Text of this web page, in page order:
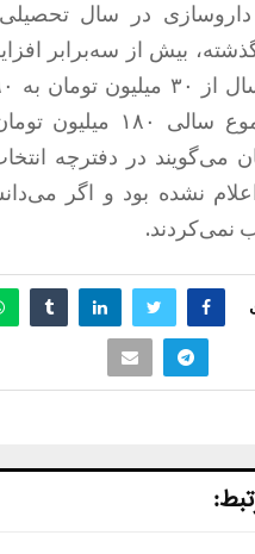
داروسازی در سال
بیش از سه‌برابر
تومان و درمجموع سالی ۱۸۰
می‌گویند در دفترچه
نشده بود و اگر
نمی‌کردند.